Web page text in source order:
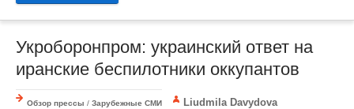
Укроборонпром: украинский ответ на
иранские беспилотники оккупантов
Обзор прессы / Зарубежные СМИ Liudmila Davydova